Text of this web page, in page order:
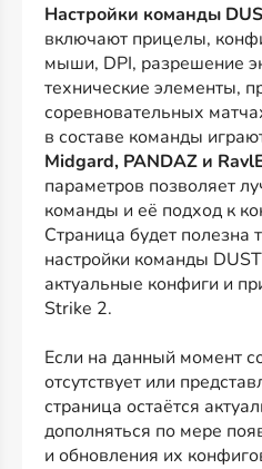
Настройки команды
включают прицелы,
мыши, DPI, разрешение
технические элементы,
соревновательных
в составе команды
Midgard, PANDAZ и
параметров позволяет
команды и её подход к
Страница будет полезна
настройки команды
актуальные конфиги и
Strike 2.
Если на данный момент
отсутствует или
страница остаётся
дополняться по мере
и обновления их